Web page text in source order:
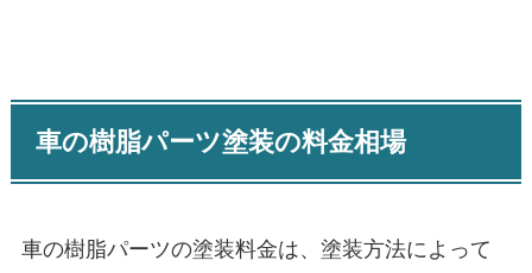
車の樹脂パーツ塗装の料金相場
車の樹脂パーツの塗装料金は、塗装方法によって